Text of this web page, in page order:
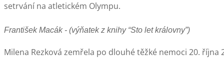
setrvání na atletickém Olympu.
František Macák - (výňatek z knihy “Sto let královny”)
Milena Rezková zemřela po dlouhé těžké nemoci 20. října